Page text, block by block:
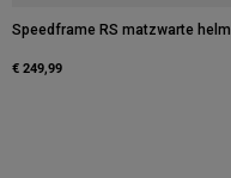
Schemerblauw.
Speedframe RS matzwarte helm
€ 249,99